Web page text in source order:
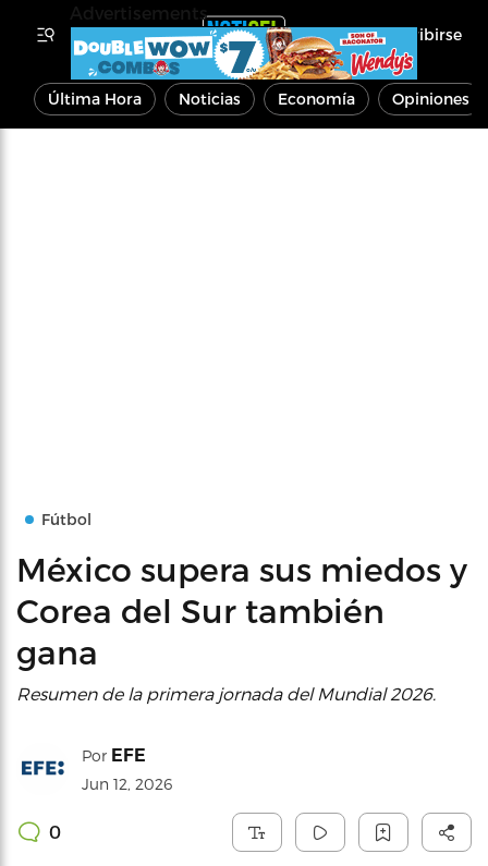
Inscribirse
Última Hora Noticias Economía Opiniones
Fútbol
México supera sus miedos y
Corea del Sur también
gana
Resumen de la primera jornada del Mundial 2026.
Por EFE
Jun 12, 2026
0
Advertisements